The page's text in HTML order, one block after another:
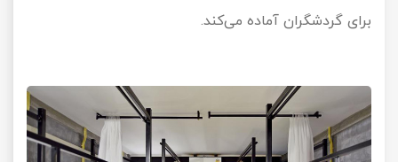
برای گردشگران آماده می‌کند.